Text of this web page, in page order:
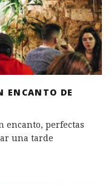
ENCANTO DE
encanto, perfectas
una tarde